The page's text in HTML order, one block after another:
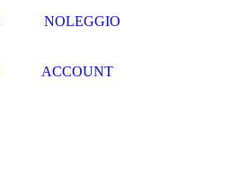
NOLEGGIO
ACCOUNT